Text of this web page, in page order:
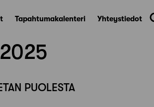
Tapahtumakalenteri Yhteystiedot
PUOLESTA